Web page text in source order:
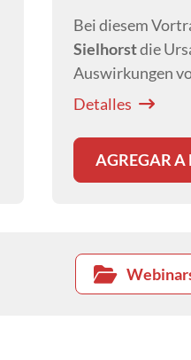
Bei diesem
Sielhorstdie
Auswirkungen
Detalles
AGREGAR A